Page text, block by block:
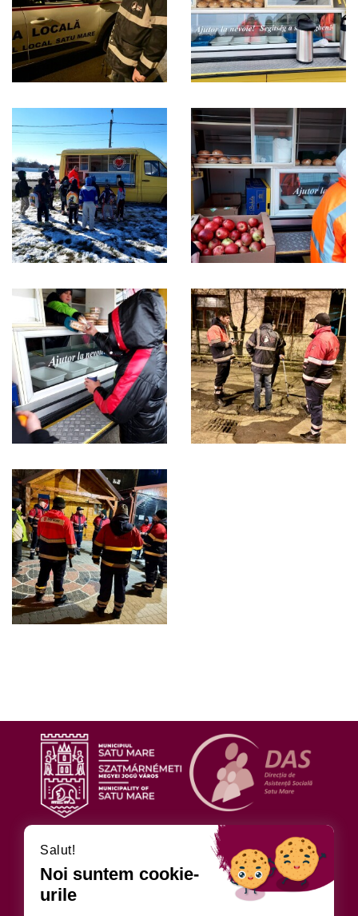
DIRECȚIA DE ASISTENȚĂ SOCIALĂ
URMĂRIȚI-NE
Salut!
Noi suntem cookie-
urile